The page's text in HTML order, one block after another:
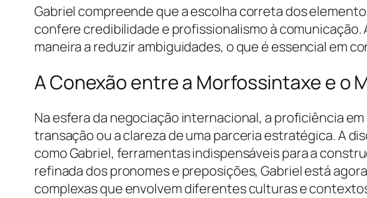
Gabriel compreende que a escolha correta dos
confere credibilidade e profissionalismo à
maneira a reduzir ambiguidades, o que é essencial em
A Conexão entre a Morfossintaxe e o
Na esfera da negociação internacional, a proficiência
transação ou a clareza de uma parceria estratégica. A
como Gabriel, ferramentas indispensáveis para a
refinada dos pronomes e preposições, Gabriel está
complexas que envolvem diferentes culturas e